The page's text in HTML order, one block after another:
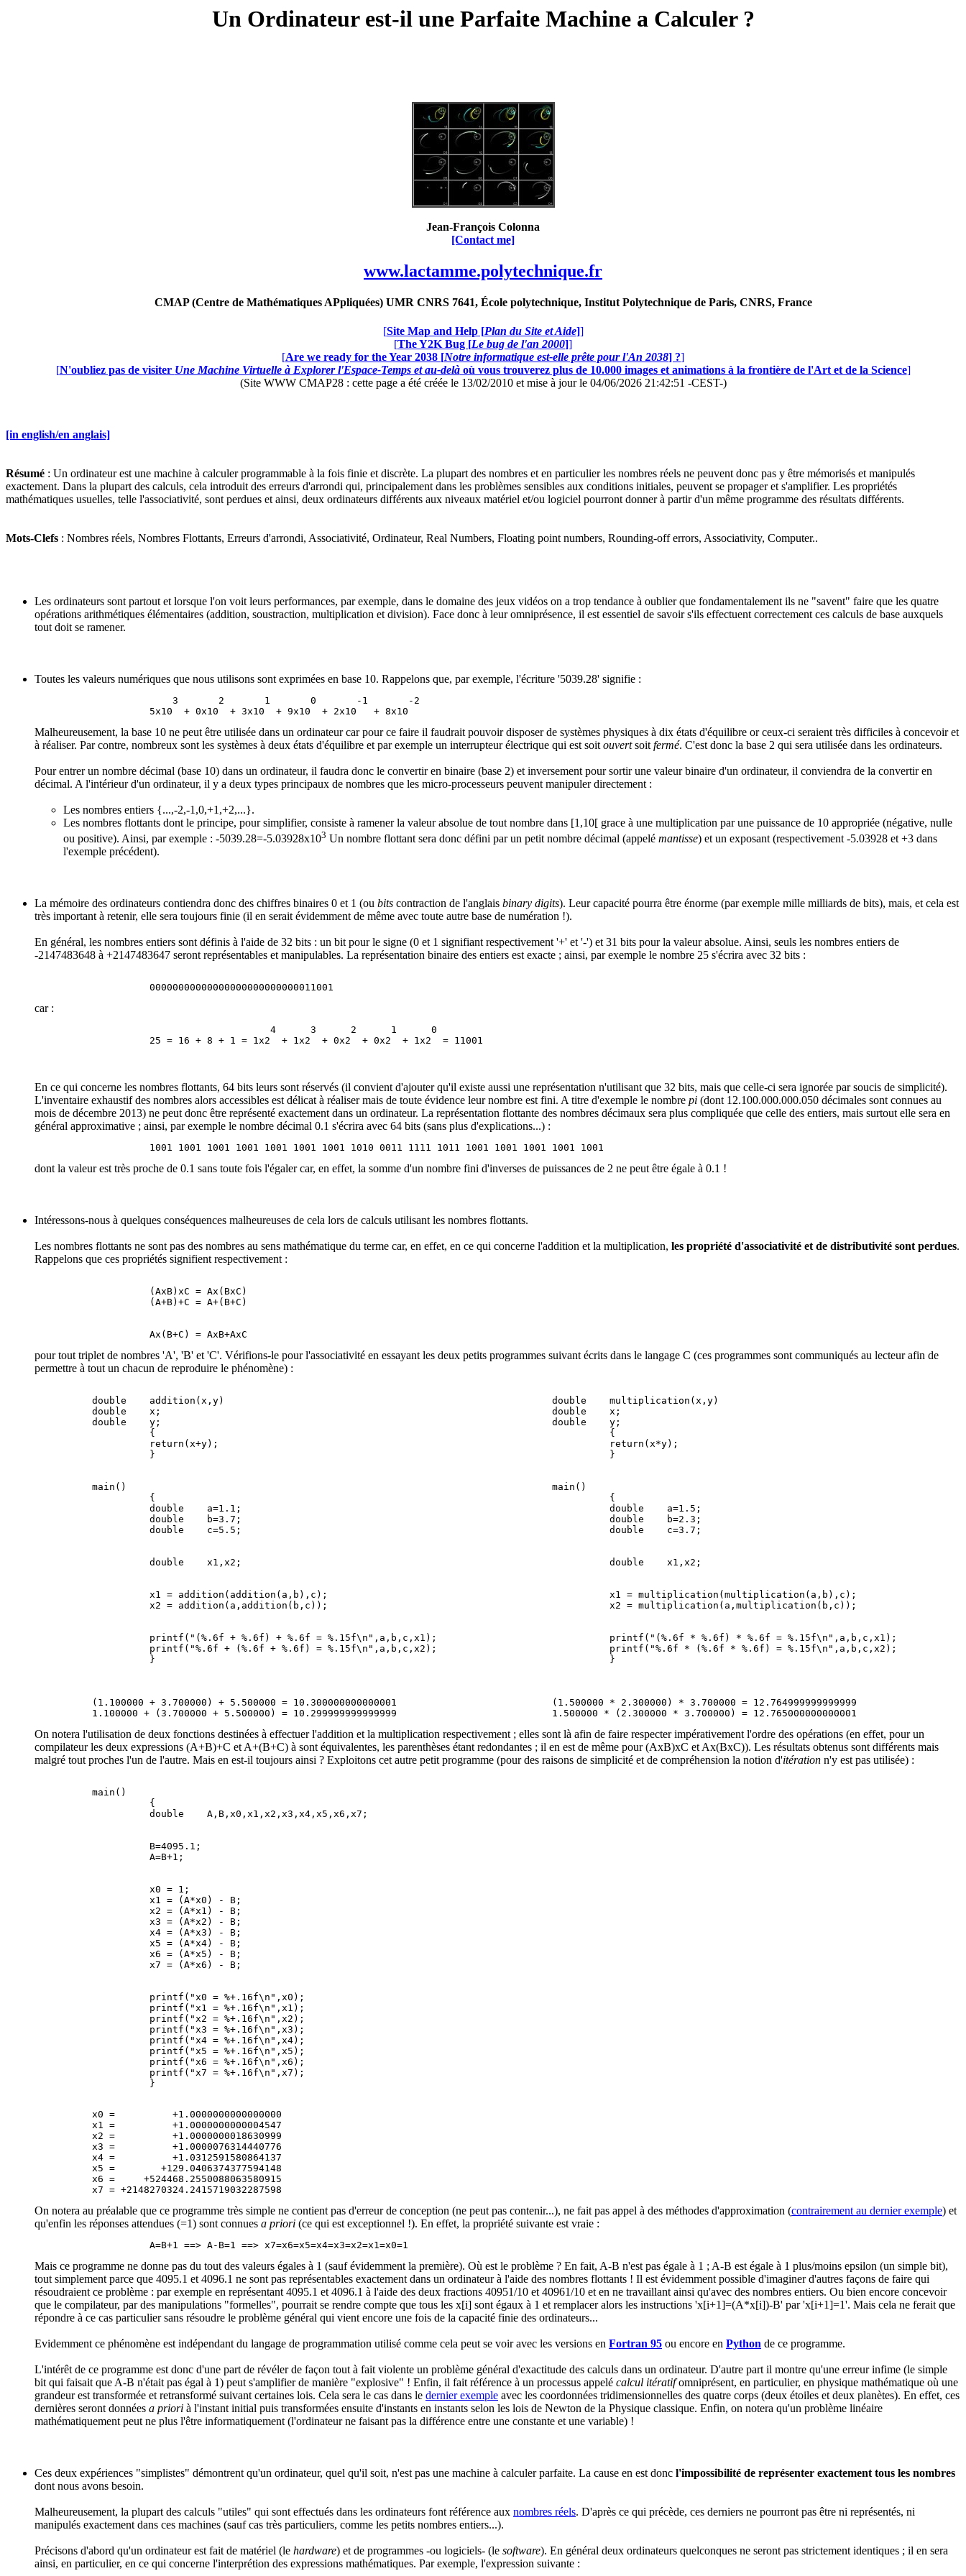
Un Ordinateur est-il une Parfaite Machine a Calculer ?
Jean-François Colonna
[Contact me]
www.lactamme.polytechnique.fr
CMAP (Centre de Mathématiques APpliquées) UMR CNRS 7641, École polytechnique, Institut Polytechnique de Paris, CNRS, France
[Site Map and Help [Plan du Site et Aide]]
[The Y2K Bug [Le bug de l'an 2000]]
[Are we ready for the Year 2038 [Notre informatique est-elle prête pour l'An 2038] ?]
[N'oubliez pas de visiter Une Machine Virtuelle à Explorer l'Espace-Temps et au-delàoù vous trouverez plus de 10.000 images et animations à la frontière de l'Art et de la Science]
(Site WWW CMAP28 : cette page a été créée le 13/02/2010 et mise à jour le 04/06/2026 21:42:51 -CEST-)
[in english/en anglais]
Résumé : Un ordinateur est une machine à calculer programmable à la fois finie et discrète. La plupart des nombres et en particulier les nombres réels ne peuvent donc pas y être mémorisés et manipulés
exactement. Dans la plupart des calculs, cela introduit des erreurs d'arrondi qui, principalement dans les problèmes sensibles aux conditions initiales, peuvent se propager et s'amplifier. Les propriétés
mathématiques usuelles, telle l'associativité, sont perdues et ainsi, deux ordinateurs différents aux niveaux matériel et/ou logiciel pourront donner à partir d'un même programme des résultats différents.
Mots-Clefs : Nombres réels, Nombres Flottants, Erreurs d'arrondi, Associativité, Ordinateur, Real Numbers, Floating point numbers, Rounding-off errors, Associativity, Computer..
Les ordinateurs sont partout et lorsque l'on voit leurs performances, par exemple, dans le domaine des jeux vidéos on a trop tendance à oublier que fondamentalement ils ne "savent" faire que les quatre
opérations arithmétiques élémentaires (addition, soustraction, multiplication et division). Face donc à leur omniprésence, il est essentiel de savoir s'ils effectuent correctement ces calculs de base auxquels
tout doit se ramener.
Toutes les valeurs numériques que nous utilisons sont exprimées en base 10. Rappelons que, par exemple, l'écriture '5039.28' signifie :
                        3       2       1       0       -1       -2
Malheureusement, la base 10 ne peut être utilisée dans un ordinateur car pour ce faire il faudrait pouvoir disposer de systèmes physiques à dix états d'équilibre or ceux-ci seraient très difficiles à concevoir et
à réaliser. Par contre, nombreux sont les systèmes à deux états d'équilibre et par exemple un interrupteur électrique qui est soit ouvertsoit fermé. C'est donc la base 2 qui sera utilisée dans les ordinateurs.
Pour entrer un nombre décimal (base 10) dans un ordinateur, il faudra donc le convertir en binaire (base 2) et inversement pour sortir une valeur binaire d'un ordinateur, il conviendra de la convertir en
décimal. A l'intérieur d'un ordinateur, il y a deux types principaux de nombres que les micro-processeurs peuvent manipuler directement :
Les nombres entiers {...,-2,-1,0,+1,+2,...}.
Les nombres flottants dont le principe, pour simplifier, consiste à ramener la valeur absolue de tout nombre dans [1,10[ grace à une multiplication par une puissance de 10 appropriée (négative, nulle
ou positive). Ainsi, par exemple : -5039.28=-5.03928x103 Un nombre flottant sera donc défini par un petit nombre décimal (appelé mantisse) et un exposant (respectivement -5.03928 et +3 dans
l'exemple précédent).
La mémoire des ordinateurs contiendra donc des chiffres binaires 0 et 1 (ou bits contraction de l'anglais binary digits). Leur capacité pourra être énorme (par exemple mille milliards de bits), mais, et cela est
très important à retenir, elle sera toujours finie (il en serait évidemment de même avec toute autre base de numération !).
En général, les nombres entiers sont définis à l'aide de 32 bits : un bit pour le signe (0 et 1 signifiant respectivement '+' et '-') et 31 bits pour la valeur absolue. Ainsi, seuls les nombres entiers de
-2147483648 à +2147483647 seront représentables et manipulables. La représentation binaire des entiers est exacte ; ainsi, par exemple le nombre 25 s'écrira avec 32 bits :
car :
                                         4      3      2      1      0
En ce qui concerne les nombres flottants, 64 bits leurs sont réservés (il convient d'ajouter qu'il existe aussi une représentation n'utilisant que 32 bits, mais que celle-ci sera ignorée par soucis de simplicité).
L'inventaire exhaustif des nombres alors accessibles est délicat à réaliser mais de toute évidence leur nombre est fini. A titre d'exemple le nombre pi (dont 12.100.000.000.050 décimales sont connues au
mois de décembre 2013) ne peut donc être représenté exactement dans un ordinateur. La représentation flottante des nombres décimaux sera plus compliquée que celle des entiers, mais surtout elle sera en
général approximative ; ainsi, par exemple le nombre décimal 0.1 s'écrira avec 64 bits (sans plus d'explications...) :
dont la valeur est très proche de 0.1 sans toute fois l'égaler car, en effet, la somme d'un nombre fini d'inverses de puissances de 2 ne peut être égale à 0.1 !
Intéressons-nous à quelques conséquences malheureuses de cela lors de calculs utilisant les nombres flottants.
Les nombres flottants ne sont pas des nombres au sens mathématique du terme car, en effet, en ce qui concerne l'addition et la multiplication, les propriété d'associativité et de distributivité sont perdues.
Rappelons que ces propriétés signifient respectivement :
                    (AxB)xC = Ax(BxC)
pour tout triplet de nombres 'A', 'B' et 'C'. Vérifions-le pour l'associativité en essayant les deux petits programmes suivant écrits dans le langage C (ces programmes sont communiqués au lecteur afin de
permettre à tout un chacun de reproduire le phénomène) :
          double    addition(x,y)                                                         double    multiplication(x,y)
          double    x;                                                                    double    x;
          double    y;                                                                    double    y;
                    {                                                                               {
                    return(x+y);                                                                    return(x*y);
          main()                                                                          main()
                    {                                                                               {
                    double    a=1.1;                                                                double    a=1.5;
                    double    b=3.7;                                                                double    b=2.3;
                    x1 = addition(addition(a,b),c);                                                 x1 = multiplication(multiplication(a,b),c);
                    printf("(%.6f + %.6f) + %.6f = %.15f\n",a,b,c,x1);                              printf("(%.6f * %.6f) * %.6f = %.15f\n",a,b,c,x1);
                    printf("%.6f + (%.6f + %.6f) = %.15f\n",a,b,c,x2);                              printf("%.6f * (%.6f * %.6f) = %.15f\n",a,b,c,x2);
          (1.100000 + 3.700000) + 5.500000 = 10.300000000000001                           (1.500000 * 2.300000) * 3.700000 = 12.764999999999999
On notera l'utilisation de deux fonctions destinées à effectuer l'addition et la multiplication respectivement ; elles sont là afin de faire respecter impérativement l'ordre des opérations (en effet, pour un
compilateur les deux expressions (A+B)+C et A+(B+C) à sont équivalentes, les parenthèses étant redondantes ; il en est de même pour (AxB)xC et Ax(BxC)). Les résultats obtenus sont différents mais
malgré tout proches l'un de l'autre. Mais en est-il toujours ainsi ? Exploitons cet autre petit programme (pour des raisons de simplicité et de compréhension la notion d'itération n'y est pas utilisée) :
          main()
                    {
                    B=4095.1;
                    x0 = 1;
                    x1 = (A*x0) - B;
                    x2 = (A*x1) - B;
                    x3 = (A*x2) - B;
                    x4 = (A*x3) - B;
                    x5 = (A*x4) - B;
                    x6 = (A*x5) - B;
                    printf("x0 = %+.16f\n",x0);
                    printf("x1 = %+.16f\n",x1);
                    printf("x2 = %+.16f\n",x2);
                    printf("x3 = %+.16f\n",x3);
                    printf("x4 = %+.16f\n",x4);
                    printf("x5 = %+.16f\n",x5);
                    printf("x6 = %+.16f\n",x6);
                    printf("x7 = %+.16f\n",x7);
          x0 =          +1.0000000000000000
          x1 =          +1.0000000000004547
          x2 =          +1.0000000018630999
          x3 =          +1.0000076314440776
          x4 =          +1.0312591580864137
          x5 =        +129.0406374377594148
          x6 =     +524468.2550088063580915
On notera au préalable que ce programme très simple ne contient pas d'erreur de conception (ne peut pas contenir...), ne fait pas appel à des méthodes d'approximation (contrairement au dernier exemple) et
qu'enfin les réponses attendues (=1) sont connues a priori (ce qui est exceptionnel !). En effet, la propriété suivante est vraie :
Mais ce programme ne donne pas du tout des valeurs égales à 1 (sauf évidemment la première). Où est le problème ? En fait, A-B n'est pas égale à 1 ; A-B est égale à 1 plus/moins epsilon (un simple bit),
tout simplement parce que 4095.1 et 4096.1 ne sont pas représentables exactement dans un ordinateur à l'aide des nombres flottants ! Il est évidemment possible d'imaginer d'autres façons de faire qui
résoudraient ce problème : par exemple en représentant 4095.1 et 4096.1 à l'aide des deux fractions 40951/10 et 40961/10 et en ne travaillant ainsi qu'avec des nombres entiers. Ou bien encore concevoir
que le compilateur, par des manipulations "formelles", pourrait se rendre compte que tous les x[i] sont égaux à 1 et remplacer alors les instructions 'x[i+1]=(A*x[i])-B' par 'x[i+1]=1'. Mais cela ne ferait que
répondre à ce cas particulier sans résoudre le problème général qui vient encore une fois de la capacité finie des ordinateurs...
Evidemment ce phénomène est indépendant du langage de programmation utilisé comme cela peut se voir avec les versions en Fortran 95 ou encore en Python de ce programme.
L'intérêt de ce programme est donc d'une part de révéler de façon tout à fait violente un problème général d'exactitude des calculs dans un ordinateur. D'autre part il montre qu'une erreur infime (le simple
bit qui faisait que A-B n'était pas égal à 1) peut s'amplifier de manière "explosive" ! Enfin, il fait référence à un processus appelé calcul itératifomniprésent, en particulier, en physique mathématique où une
grandeur est transformée et retransformé suivant certaines lois. Cela sera le cas dans le dernier exemple avec les coordonnées tridimensionnelles des quatre corps (deux étoiles et deux planètes). En effet, ces
dernières seront données a priori à l'instant initial puis transformées ensuite d'instants en instants selon les lois de Newton de la Physique classique. Enfin, on notera qu'un problème linéaire
mathématiquement peut ne plus l'être informatiquement (l'ordinateur ne faisant pas la différence entre une constante et une variable) !
Ces deux expériences "simplistes" démontrent qu'un ordinateur, quel qu'il soit, n'est pas une machine à calculer parfaite. La cause en est donc l'impossibilité de représenter exactement tous les nombres
dont nous avons besoin.
Malheureusement, la plupart des calculs "utiles" qui sont effectués dans les ordinateurs font référence aux nombres réels. D'après ce qui précède, ces derniers ne pourront pas être ni représentés, ni
manipulés exactement dans ces machines (sauf cas très particuliers, comme les petits nombres entiers...).
Précisons d'abord qu'un ordinateur est fait de matériel (le hardware) et de programmes -ou logiciels- (le software). En général deux ordinateurs quelconques ne seront pas strictement identiques ; il en sera
ainsi, en particulier, en ce qui concerne l'interprétion des expressions mathématiques. Par exemple, l'expression suivante :